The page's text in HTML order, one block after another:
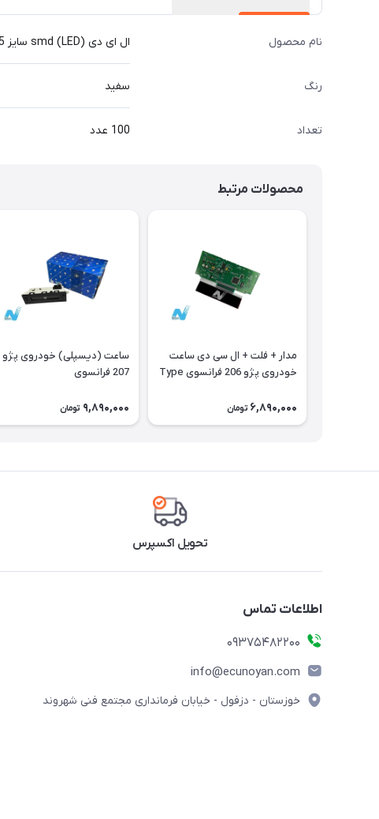
نام محصول ال ای دی (LED) smd سایز 0805
رنگ سفید
تعداد 100 عدد
محصولات مرتبط
مدار + فلت + ال سی دی ساعت
خودروی پژو 206 فرانسوی Type
6,890,000 تومان
ساعت (دیسپلی) خودروی پژو
207 فرانسوی
9,890,000 تومان
تحویل اکسپرس
اطلاعات تماس
09375482200
info@ecunoyan.com
خوزستان - دزفول - خیابان فرمانداری مجتمع فنی شهروند